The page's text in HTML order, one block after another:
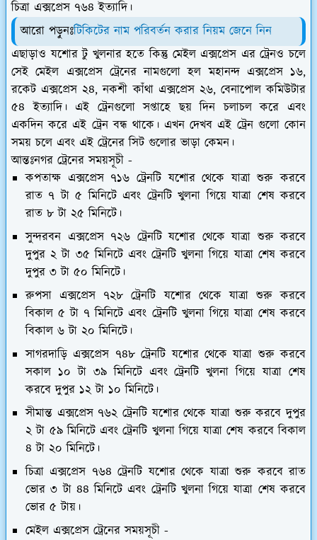
চিত্রা এক্সপ্রেস ৭৬৪ ইত্যাদি।
আরো পড়ুনঃটিকিটের নাম পরিবর্তন করার নিয়ম জেনে নিন
এছাড়াও যশোর টু খুলনার হতে কিন্তু মেইল এক্সপ্রেস এর ট্রেনও চলে
সেই মেইল এক্সপ্রেস ট্রেনের নামগুলো হল মহানন্দ এক্সপ্রেস ১৬,
রকেট এক্সপ্রেস ২৪, নকশী কাঁথা এক্সপ্রেস ২৬, বেনাপোল কমিউটার
৫৪ ইত্যাদি। এই ট্রেনগুলো সপ্তাহে ছয় দিন চলাচল করে এবং
একদিন করে এই ট্রেন বন্ধ থাকে। এখন দেখব এই ট্রেন গুলো কোন
সময় চলে এবং এই ট্রেনের সিট গুলোর ভাড়া কেমন।
আন্তঃনগর ট্রেনের সময়সূচী -
কপতাক্ষ এক্সপ্রেস ৭১৬ ট্রেনটি যশোর থেকে যাত্রা শুরু করবে
রাত ৭ টা ৫ মিনিটে এবং ট্রেনটি খুলনা গিয়ে যাত্রা শেষ করবে
রাত ৮ টা ২৫ মিনিটে।
সুন্দরবন এক্সপ্রেস ৭২৬ ট্রেনটি যশোর থেকে যাত্রা শুরু করবে
দুপুর ২ টা ৩৫ মিনিটে এবং ট্রেনটি খুলনা গিয়ে যাত্রা শেষ করবে
দুপুর ৩ টা ৫০ মিনিটে।
রুপসা এক্সপ্রেস ৭২৮ ট্রেনটি যশোর থেকে যাত্রা শুরু করবে
বিকাল ৫ টা ৭ মিনিটে এবং ট্রেনটি খুলনা গিয়ে যাত্রা শেষ করবে
বিকাল ৬ টা ২০ মিনিটে।
সাগরদাড়ি এক্সপ্রেস ৭৪৮ ট্রেনটি যশোর থেকে যাত্রা শুরু করবে
সকাল ১০ টা ৩৯ মিনিটে এবং ট্রেনটি খুলনা গিয়ে যাত্রা শেষ
করবে দুপুর ১২ টা ১০ মিনিটে।
সীমান্ত এক্সপ্রেস ৭৬২ ট্রেনটি যশোর থেকে যাত্রা শুরু করবে দুপুর
২ টা ৫৯ মিনিটে এবং ট্রেনটি খুলনা গিয়ে যাত্রা শেষ করবে বিকাল
৪ টা ২০ মিনিটে।
চিত্রা এক্সপ্রেস ৭৬৪ ট্রেনটি যশোর থেকে যাত্রা শুরু করবে রাত
ভোর ৩ টা ৪৪ মিনিটে এবং ট্রেনটি খুলনা গিয়ে যাত্রা শেষ করবে
ভোর ৫ টায়।
মেইল এক্সপ্রেস ট্রেনের সময়সূচী -